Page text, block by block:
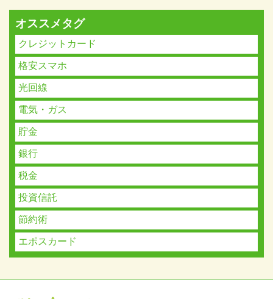
オススメタグ
クレジットカード
格安スマホ
光回線
電気・ガス
貯金
銀行
税金
投資信託
節約術
エポスカード